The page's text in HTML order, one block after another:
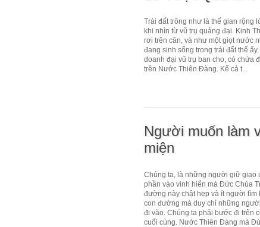
Trái đất trông như là thế gian rộng
khi nhìn từ vũ trụ quảng đại. Kinh
rơi trên cân, và như một giọt nước
đang sinh sống trong trái đất thể
doanh đại vũ trụ ban cho, có chứa
trên Nước Thiên Đàng. Kể cả t...
Người muốn làm
miện
Chúng ta, là những người giữ giao
phần vào vinh hiển mà Đức Chúa
đường này chật hẹp và ít người
con đường mà duy chỉ những
đi vào. Chúng ta phải bước đi trên
cuối cùng. Nước Thiên Đàng mà